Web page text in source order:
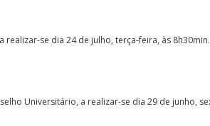
se dia 24 de julho, terça-feira, às 8h30min.
Universitário, a realizar-se dia 29 de junho,